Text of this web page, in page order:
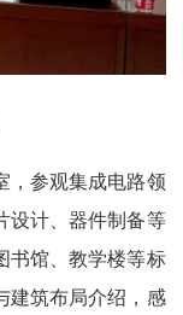
，参观集成电路领
设计、器件制备等
书馆、教学楼等标
建筑布局介绍，感